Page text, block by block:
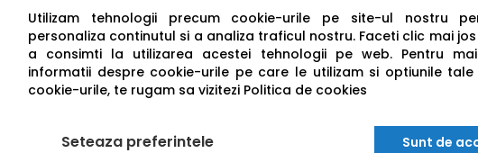
Utilizam tehnologii precum cookie-urile pe site-ul nostru
personaliza continutul si a analiza traficul nostru. Faceti clic mai
a consimti la utilizarea acestei tehnologii pe web. Pentru
informatii despre cookie-urile pe care le utilizam si optiunile tale
cookie-urile, te rugam sa vizitezi Politica de cookies
Seteaza preferintele Sunt de
Detalii tehnice Recenzii